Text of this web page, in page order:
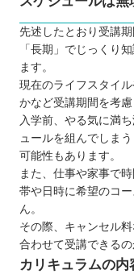
先述したとおり受講
「長期」でじっくり
ます。
現在のライフスタイ
かなど受講期間を考
入学前、やる気に満
ュールを組んでしま
可能性もあります。
また、仕事や家事で
帯や日時に希望のコ
ん。
その際、キャンセル
合わせて受講できる
カリキュラムの